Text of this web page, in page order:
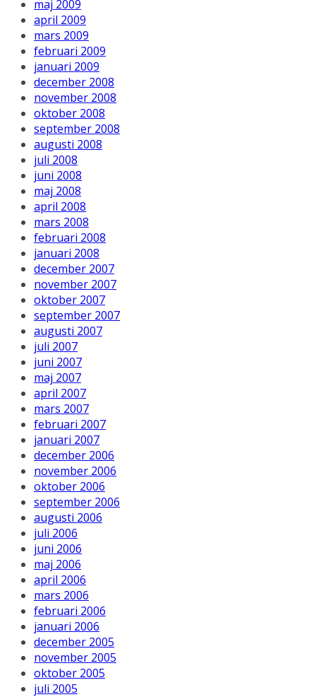
maj 2009
april 2009
mars 2009
februari 2009
januari 2009
december 2008
november 2008
oktober 2008
september 2008
augusti 2008
juli 2008
juni 2008
maj 2008
april 2008
mars 2008
februari 2008
januari 2008
december 2007
november 2007
oktober 2007
september 2007
augusti 2007
juli 2007
juni 2007
maj 2007
april 2007
mars 2007
februari 2007
januari 2007
december 2006
november 2006
oktober 2006
september 2006
augusti 2006
juli 2006
juni 2006
maj 2006
april 2006
mars 2006
februari 2006
januari 2006
december 2005
november 2005
oktober 2005
juli 2005